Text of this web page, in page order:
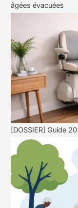
âgées évacuées
[DOSSIER] Guide